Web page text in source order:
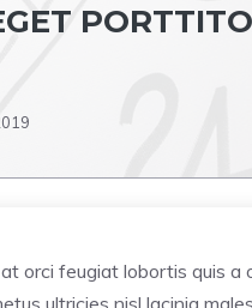
orci feugiat lobortis quis a
ultricies nisl lacinia